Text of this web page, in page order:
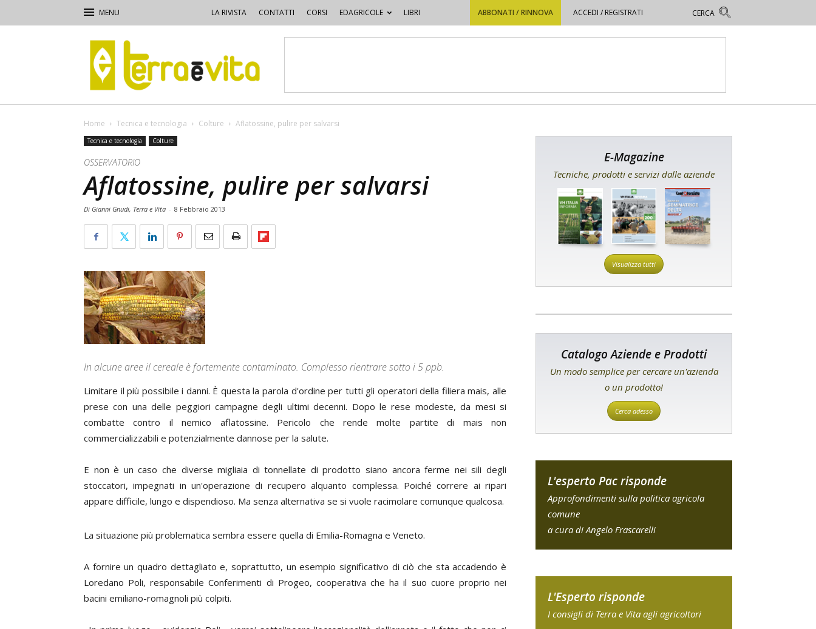
LA RIVISTA CONTATTI CORSI EDAGRICOLE LIBRI ABBONATI / RINNOVA ACCEDI / REGISTRATI
Terra
e
Vita
Home Tecnica e tecnologia Colture Aflatossine, pulire per salvarsi
Tecnica e tecnologia Colture
OSSERVATORIO
Aflatossine, pulire per salvarsi
Di Gianni Gnudi, Terra e Vita - 8 Febbraio 2013
In alcune aree il cereale è fortemente contaminato. Complesso rientrare sotto i 5 ppb.
Limitare il più possibile i danni. È questa la parola d'ordine per tutti gli operatori della filiera mais, alle
prese con una delle peggiori campagne degli ultimi decenni. Dopo le rese modeste, da mesi si
combatte contro il nemico aflatossine. Pericolo che rende molte partite di mais non
commercializzabili e potenzialmente dannose per la salute.
E non è un caso che diverse migliaia di tonnellate di prodotto siano ancora ferme nei sili degli
stoccatori, impegnati in un'operazione di recupero alquanto complessa. Poiché correre ai ripari
appare difficile, lungo e dispendioso. Ma senza alternativa se si vuole racimolare comunque qualcosa.
La situazione più problematica sembra essere quella di Emilia-Romagna e Veneto.
A fornire un quadro dettagliato e, soprattutto, un esempio significativo di ciò che sta accadendo è
Loredano Poli, responsabile Conferimenti di Progeo, cooperativa che ha il suo cuore proprio nei
bacini emiliano-romagnoli più colpiti.
E-Magazine
Tecniche, prodotti e servizi dalle aziende
Visualizza tutti
Catalogo Aziende e Prodotti
Un modo semplice per cercare un'azienda
o un prodotto!
Cerca adesso
L'esperto Pac risponde
Approfondimenti sulla politica agricola
comune
a cura di Angelo Frascarelli
L'Esperto risponde
I consigli di Terra e Vita agli agricoltori